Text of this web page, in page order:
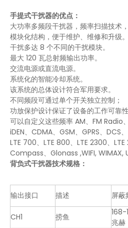
手提式干扰器的优点：
大功率多频段干扰器，频率扫描技术，
模块化结构，便于维护、维修和升级。
干扰多达 8 个不同的干扰模块。
最大 120 瓦总射频输出功率。
交流电源或直流电源。
系统化的智能冷却系统。
该系统的总体设计符合军用要求。
不同频段可通过单个开关独立控制；
功放保护设计保证了设备的工作可靠
可以自定义这些频率 AM、FM Radio
iDEN、CDMA、GSM、GPRS、DCS
LTE 700、LTE 800、LTE 2300、LTE
Compass、Glonass ,WIFI, WIMAX,
背负式干扰器技术规格：
输出接口 描述 屏蔽
CH1
捞鱼
168-
兆赫